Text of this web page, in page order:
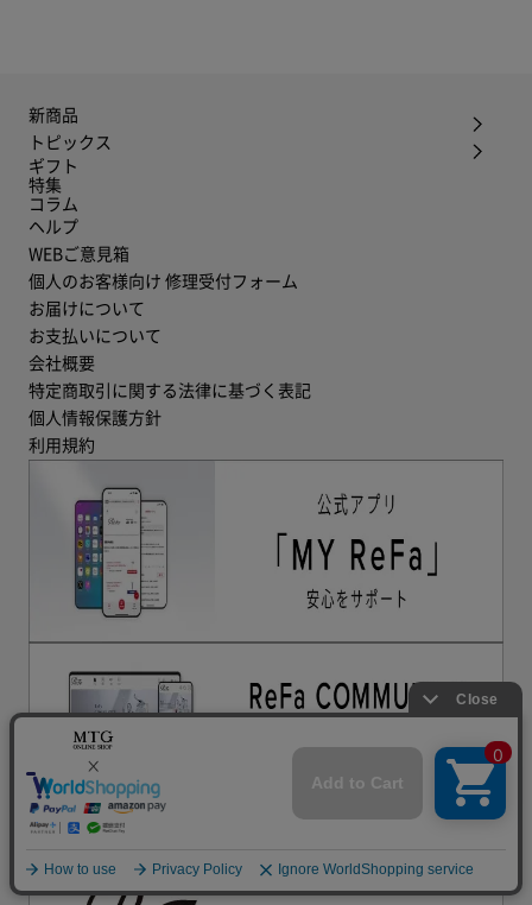
新商品
トピックス
ギフト
特集
コラム
ヘルプ
WEBご意見箱
個人のお客様向け 修理受付フォーム
お届けについて
お支払いについて
会社概要
特定商取引に関する法律に基づく表記
個人情報保護方針
利用規約